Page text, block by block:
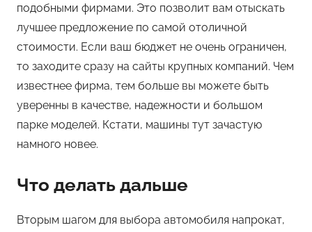
подобными фирмами. Это позволит вам отыскать
лучшее предложение по самой отоличной
стоимости. Если ваш бюджет не очень ограничен,
то заходите сразу на сайты крупных компаний. Чем
известнее фирма, тем больше вы можете быть
уверенны в качестве, надежности и большом
парке моделей. Кстати, машины тут зачастую
намного новее.
Что делать дальше
Вторым шагом для выбора автомобиля напрокат,